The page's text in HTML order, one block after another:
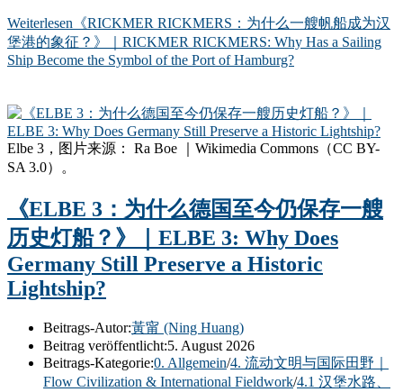
Weiterlesen 《RICKMER RICKMERS：为什么一艘帆船成为汉
堡港的象征？》｜RICKMER RICKMERS: Why Has a Sailing
Ship Become the Symbol of the Port of Hamburg?
Elbe 3，图片来源： Ra Boe ｜Wikimedia Commons（CC BY-
SA 3.0）。
《ELBE 3：为什么德国至今仍保存一艘
历史灯船？》｜ELBE 3: Why Does
Germany Still Preserve a Historic
Lightship?
Beitrags-Autor:黃甯 (Ning Huang)
Beitrag veröffentlicht:5. August 2026
Beitrags-Kategorie:0. Allgemein/4. 流动文明与国际田野｜
Flow Civilization & International Fieldwork/4.1 汉堡水路、